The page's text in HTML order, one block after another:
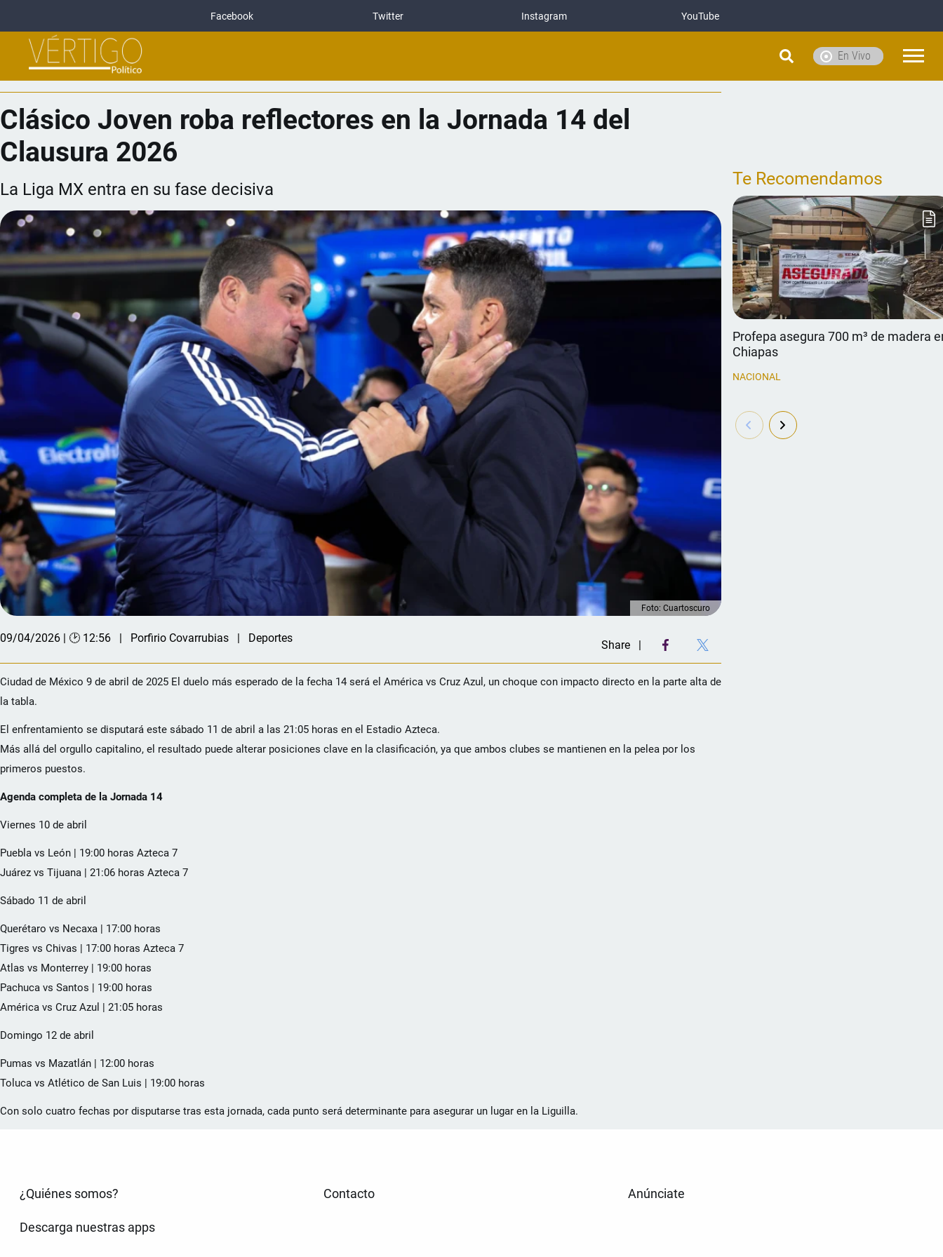
Facebook Twitter Instagram YouTube
En Vivo
Clásico Joven roba reflectores en la Jornada 14 del
Clausura 2026
La Liga MX entra en su fase decisiva
Foto: Cuartoscuro
09/04/2026 | 🕑 12:56 Porfirio Covarrubias Deportes
Share
Ciudad de México 9 de abril de 2025 El duelo más esperado de la fecha 14 será el América vs Cruz Azul, un choque con impacto directo en la parte alta de
la tabla.
El enfrentamiento se disputará este sábado 11 de abril a las 21:05 horas en el Estadio Azteca.
Más allá del orgullo capitalino, el resultado puede alterar posiciones clave en la clasificación, ya que ambos clubes se mantienen en la pelea por los
primeros puestos.
Agenda completa de la Jornada 14
Viernes 10 de abril
Puebla vs León | 19:00 horas Azteca 7
Juárez vs Tijuana | 21:06 horas Azteca 7
Sábado 11 de abril
Querétaro vs Necaxa | 17:00 horas
Tigres vs Chivas | 17:00 horas Azteca 7
Atlas vs Monterrey | 19:00 horas
Pachuca vs Santos | 19:00 horas
América vs Cruz Azul | 21:05 horas
Domingo 12 de abril
Pumas vs Mazatlán | 12:00 horas
Toluca vs Atlético de San Luis | 19:00 horas
Con solo cuatro fechas por disputarse tras esta jornada, cada punto será determinante para asegurar un lugar en la Liguilla.
Te Recomendamos
Profepa asegura 700 m³ de madera
Chiapas
NACIONAL
¿Quiénes somos? Contacto Anúnciate
Descarga nuestras apps